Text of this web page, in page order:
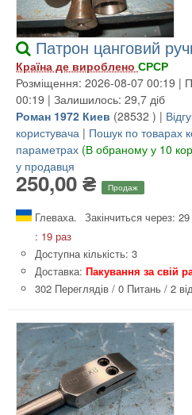
Патрон цанговий
Країна де вироблено СРСР
Розміщення: 2026-08-07 00:19 |
00:19 | Залишилось: 29,7 діб
Роман 1972 Киев (28532 ) |
користувача | Пошук по товарах
параметрах (В обраному у 10
у продавця
250,00 ₴ Продаж
Глеваха. Закінчиться через:
: 19 раз
Доступна кількість: 3
Доставка: Пакування за свій
302 Переглядів / 0 Питань / 2